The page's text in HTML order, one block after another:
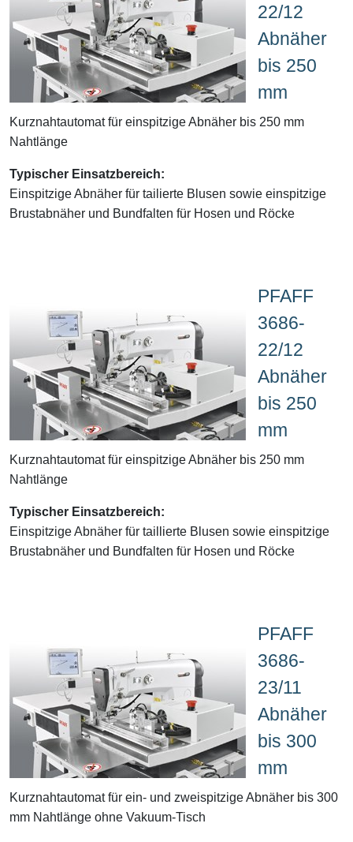
22/12
Abnäher
bis 250
mm
Kurznahtautomat für einspitzige Abnäher bis 250 mm
Nahtlänge
Typischer Einsatzbereich:
Einspitzige Abnäher für tailierte Blusen sowie einspitzige
Brustabnäher und Bundfalten für Hosen und Röcke
PFAFF
3686-
22/12
Abnäher
bis 250
mm
Kurznahtautomat für einspitzige Abnäher bis 250 mm
Nahtlänge
Typischer Einsatzbereich:
Einspitzige Abnäher für taillierte Blusen sowie einspitzige
Brustabnäher und Bundfalten für Hosen und Röcke
PFAFF
3686-
23/11
Abnäher
bis 300
mm
Kurznahtautomat für ein- und zweispitzige Abnäher bis 300
mm Nahtlänge ohne Vakuum-Tisch